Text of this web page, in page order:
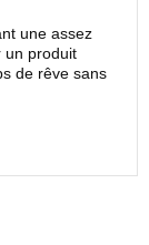
une assez
un produit
de rêve sans